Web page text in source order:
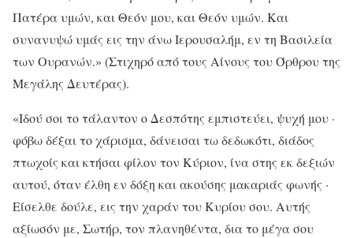
Πατέρα υμών, και Θεόν μου, και Θεόν υμών. Και
συνανυψώ υμάς εις την άνω Ιερουσαλήμ, εν τη Βασιλεία
των Ουρανών.» (Στιχηρό από τους Αίνους του Όρθρου της
Μεγάλης Δευτέρας).
«Ιδού σοι το τάλαντον ο Δεσπότης εμπιστεύει, ψυχή μου ·
φόβω δέξαι το χάρισμα, δάνεισαι τω δεδωκότι, διάδος
πτωχοίς και κτήσαι φίλον τον Κύριον, ίνα στης εκ δεξιών
αυτού, όταν έλθη εν δόξη και ακούσης μακαριάς φωνής ·
Είσελθε δούλε, εις την χαράν του Κυρίου σου. Αυτής
αξίωσόν με, Σωτήρ, τον πλανηθέντα, δια το μέγα σου